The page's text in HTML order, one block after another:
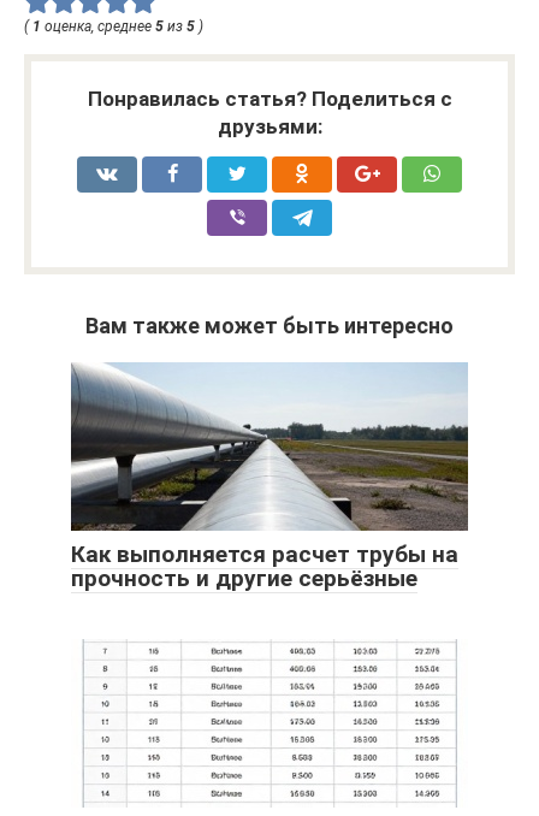
( 1 оценка, среднее 5 из 5 )
Понравилась статья? Поделиться с
друзьями:
Вам также может быть интересно
Как выполняется расчет трубы на
прочность и другие серьёзные